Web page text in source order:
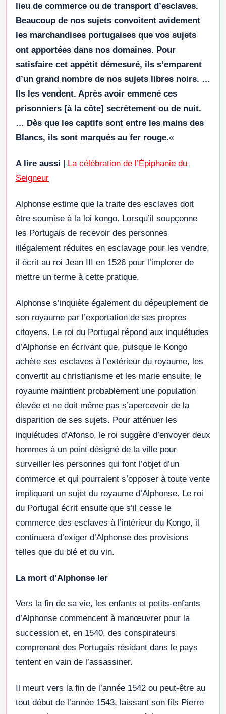
lieu de commerce ou de transport d’esclaves.
Beaucoup de nos sujets convoitent avidement
les marchandises portugaises que vos sujets
ont apportées dans nos domaines. Pour
satisfaire cet appétit démesuré, ils s’emparent
d’un grand nombre de nos sujets libres noirs. …
Ils les vendent. Après avoir emmené ces
prisonniers [à la côte] secrètement ou de nuit.
… Dès que les captifs sont entre les mains des
Blancs, ils sont marqués au fer rouge.«
A lire aussi | La célébration de l’Épiphanie du
Seigneur
Alphonse estime que la traite des esclaves doit
être soumise à la loi kongo. Lorsqu’il soupçonne
les Portugais de recevoir des personnes
illégalement réduites en esclavage pour les vendre,
il écrit au roi Jean III en 1526 pour l’implorer de
mettre un terme à cette pratique.
Alphonse s’inquiète également du dépeuplement de
son royaume par l’exportation de ses propres
citoyens. Le roi du Portugal répond aux inquiétudes
d’Alphonse en écrivant que, puisque le Kongo
achète ses esclaves à l’extérieur du royaume, les
convertit au christianisme et les marie ensuite, le
royaume maintient probablement une population
élevée et ne doit même pas s’apercevoir de la
disparition de ses sujets. Pour atténuer les
inquiétudes d’Afonso, le roi suggère d’envoyer deux
hommes à un point désigné de la ville pour
surveiller les personnes qui font l’objet d’un
commerce et qui pourraient s’opposer à toute vente
impliquant un sujet du royaume d’Alphonse. Le roi
du Portugal écrit ensuite que s’il cesse le
commerce des esclaves à l’intérieur du Kongo, il
continuera d’exiger d’Alphonse des provisions
telles que du blé et du vin.
La mort d’Alphonse Ier
Vers la fin de sa vie, les enfants et petits-enfants
d’Alphonse commencent à manœuvrer pour la
succession et, en 1540, des conspirateurs
comprenant des Portugais résidant dans le pays
tentent en vain de l’assassiner.
Il meurt vers la fin de l’année 1542 ou peut-être au
tout début de l’année 1543, laissant son fils Pierre